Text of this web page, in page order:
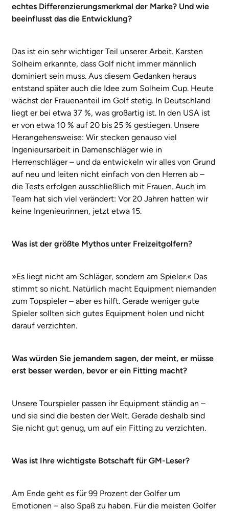
echtes Differenzierungsmerkmal der Marke? Und wie
beeinflusst das die Entwicklung?
Das ist ein sehr wichtiger Teil unserer Arbeit. Karsten
Solheim erkannte, dass Golf nicht immer männlich
dominiert sein muss. Aus diesem Gedanken heraus
entstand später auch die Idee zum Solheim Cup. Heute
wächst der Frauenanteil im Golf stetig. In Deutschland
liegt er bei etwa 37 %, was großartig ist. In den USA ist
er von etwa 10 % auf 20 bis 25 % gestiegen. Unsere
Herangehensweise: Wir stecken genauso viel
Ingenieursarbeit in Damenschläger wie in
Herrenschläger – und da entwickeln wir alles von Grund
auf neu und leiten nicht einfach von den Herren ab –
die Tests erfolgen ausschließlich mit Frauen. Auch im
Team hat sich viel verändert: Vor 20 Jahren hatten wir
keine Ingenieurinnen, jetzt etwa 15.
Was ist der größte Mythos unter Freizeitgolfern?
»Es liegt nicht am Schläger, sondern am Spieler.« Das
stimmt so nicht. Natürlich macht Equipment niemanden
zum Topspieler – aber es hilft. Gerade weniger gute
Spieler sollten sich gutes Equipment holen und nicht
darauf verzichten.
Was würden Sie jemandem sagen, der meint, er müsse
erst besser werden, bevor er ein Fitting macht?
Unsere Tourspieler passen ihr Equipment ständig an –
und sie sind die besten der Welt. Gerade deshalb sind
Sie nicht gut genug, um auf ein Fitting zu verzichten.
Was ist Ihre wichtigste Botschaft für GM-Leser?
Am Ende geht es für 99 Prozent der Golfer um
Emotionen – also Spaß zu haben. Für die meisten Golfer